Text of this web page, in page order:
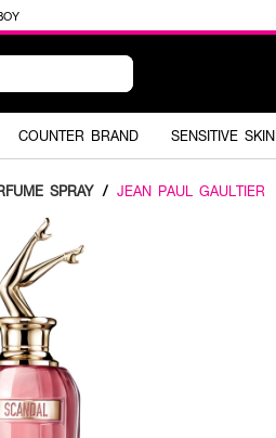
COUNTER BRAND SENSITIVE SKIN
SPRAY / JEAN PAUL GAULTIER